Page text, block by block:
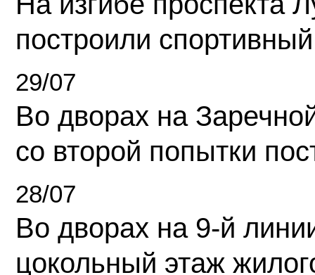
построили
29/07
Во дворах на
со второй попытки
28/07
Во дворах на 9-й
цокольный этаж